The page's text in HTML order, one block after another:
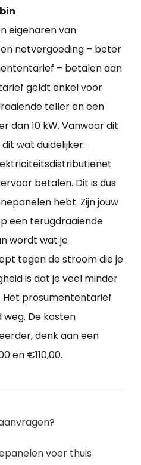
eigenaren van
netvergoeding – beter
– betalen aan
geldt enkel voor
teller en een
dan 10 kW. Vanwaar dit
wat duidelijker:
betalen. Dit is dus
hebt. Zijn jouw
een terugdraaiende
wordt wat je
tegen de stroom die je
is dat je veel minder
prosumententarief
De kosten
denk aan een
en €110,00.
voor thuis